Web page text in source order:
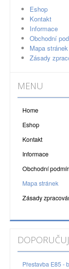
Eshop
Kontakt
Informace
Obchodní
Mapa stránek
Zásady
MENU
Home
Eshop
Kontakt
Informace
Obchodní
Mapa stránek
Zásady
Přestavba E85 -